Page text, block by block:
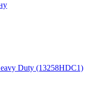
Duty (13258HDC1)